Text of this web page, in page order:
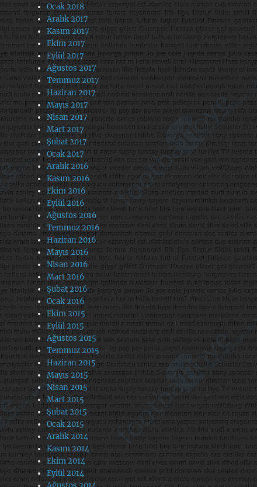
Ocak 2018
Aralık 2017
Kasım 2017
Ekim 2017
Eylül 2017
Ağustos 2017
Temmuz 2017
Haziran 2017
Mayıs 2017
Nisan 2017
Mart 2017
Şubat 2017
Ocak 2017
Aralık 2016
Kasım 2016
Ekim 2016
Eylül 2016
Ağustos 2016
Temmuz 2016
Haziran 2016
Mayıs 2016
Nisan 2016
Mart 2016
Şubat 2016
Ocak 2016
Ekim 2015
Eylül 2015
Ağustos 2015
Temmuz 2015
Haziran 2015
Mayıs 2015
Nisan 2015
Mart 2015
Şubat 2015
Ocak 2015
Aralık 2014
Kasım 2014
Ekim 2014
Eylül 2014